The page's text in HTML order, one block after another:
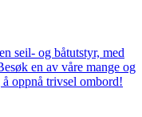
seil- og båtutstyr, med
en av våre mange og
oppnå trivsel ombord!